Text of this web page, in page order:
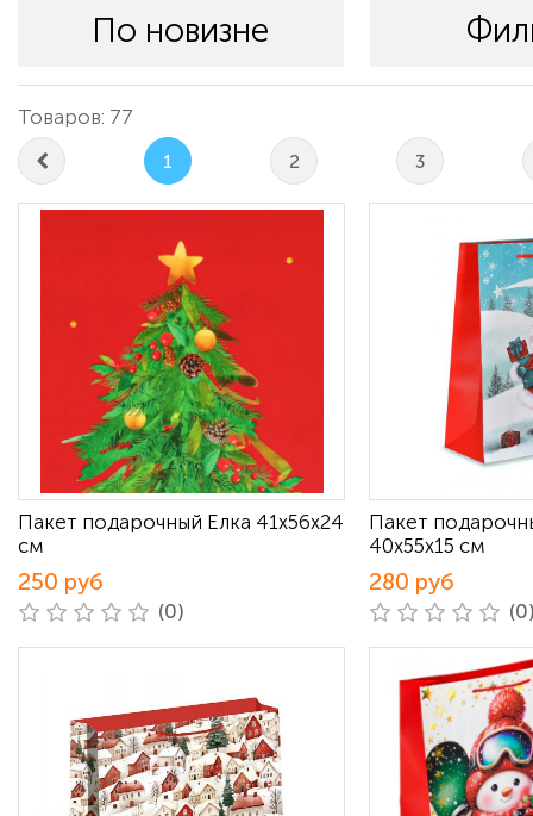
По новизне
Товаров: 77
1 2 3
Пакет подарочный Елка 41х56х24
см
250 руб
(0)
Пакет
40х55х15 см
280 руб